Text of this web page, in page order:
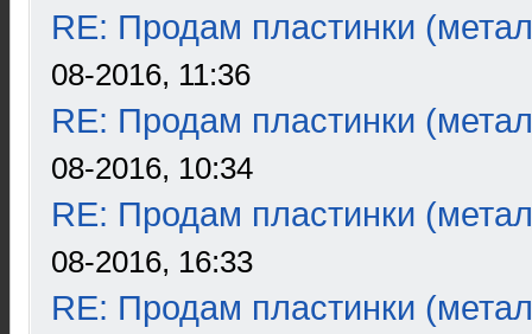
RE: Продам пластинки
08-2016, 11:36
RE: Продам пластинки
08-2016, 10:34
RE: Продам пластинки
08-2016, 16:33
RE: Продам пластинки